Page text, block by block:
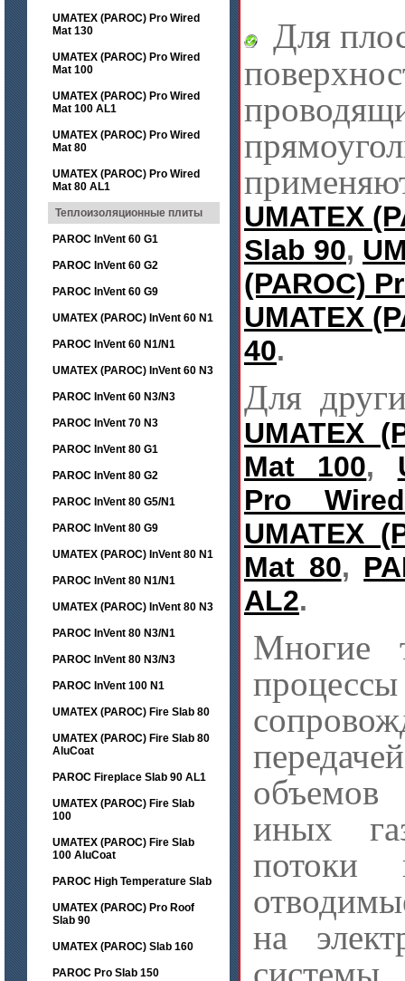
UMATEX (PAROC) Pro Wired
Mat 130
UMATEX (PAROC) Pro Wired
Mat 100
UMATEX (PAROC) Pro Wired
Mat 100 AL1
UMATEX (PAROC) Pro Wired
Mat 80
UMATEX (PAROC) Pro Wired
Mat 80 AL1
Теплоизоляционные плиты
PAROC InVent 60 G1
PAROC InVent 60 G2
PAROC InVent 60 G9
UMATEX (PAROC) InVent 60 N1
PAROC InVent 60 N1/N1
UMATEX (PAROC) InVent 60 N3
PAROC InVent 60 N3/N3
PAROC InVent 70 N3
PAROC InVent 80 G1
PAROC InVent 80 G2
PAROC InVent 80 G5/N1
PAROC InVent 80 G9
UMATEX (PAROC) InVent 80 N1
PAROC InVent 80 N1/N1
UMATEX (PAROC) InVent 80 N3
PAROC InVent 80 N3/N1
PAROC InVent 80 N3/N3
PAROC InVent 100 N1
UMATEX (PAROC) Fire Slab 80
UMATEX (PAROC) Fire Slab 80
AluCoat
PAROC Fireplace Slab 90 AL1
UMATEX (PAROC) Fire Slab
100
UMATEX (PAROC) Fire Slab
100 AluCoat
PAROC High Temperature Slab
UMATEX (PAROC) Pro Roof
Slab 90
UMATEX (PAROC) Slab 160
PAROC Pro Slab 150
Для
UMATEX
Slab 90,
(PAROC)
UMATEX
40.
Для
UMATEX
Mat 100,
Pro
UMATEX
Mat 80,
AL2.
Многие
процессы
иных
потоки
на